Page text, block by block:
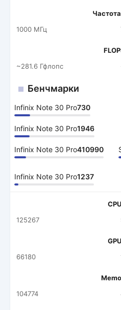
1000 МГц
~281.6 Гфлопс
Бенчмарки
Infinix Note 30 Pro730
Infinix Note 30 Pro1946
Infinix Note 30 Pro410990
Infinix Note 30 Pro1237
CPU
125267
GPU
66180
104774